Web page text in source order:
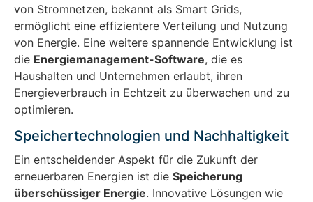
von Stromnetzen, bekannt als Smart Grids,
ermöglicht eine effizientere Verteilung und Nutzung
von Energie. Eine weitere spannende Entwicklung ist
die Energiemanagement-Software, die es
Haushalten und Unternehmen erlaubt, ihren
Energieverbrauch in Echtzeit zu überwachen und zu
optimieren.
Speichertechnologien und Nachhaltigkeit
Ein entscheidender Aspekt für die Zukunft der
erneuerbaren Energien ist die Speicherung
überschüssiger Energie. Innovative Lösungen wie